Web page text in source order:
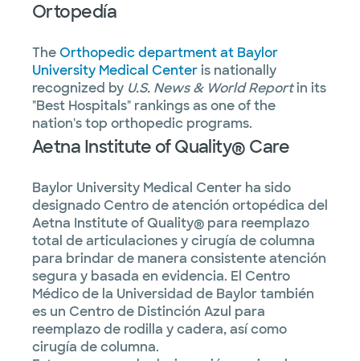
Ortopedía
TheOrthopedic department at Baylor
University Medical Centeris nationally
recognized by U.S. News & World Reportin its
"Best Hospitals" rankings as one of the
nation's top orthopedic programs.
Aetna Institute of Quality® Care
Baylor University Medical Center ha sido
designado Centro de atención ortopédica del
Aetna Institute of Quality® para reemplazo
total de articulaciones y cirugía de columna
para brindar de manera consistente atención
segura y basada en evidencia. El Centro
Médico de la Universidad de Baylor también
es un Centro de Distinción Azul para
reemplazo de rodilla y cadera, así como
cirugía de columna.